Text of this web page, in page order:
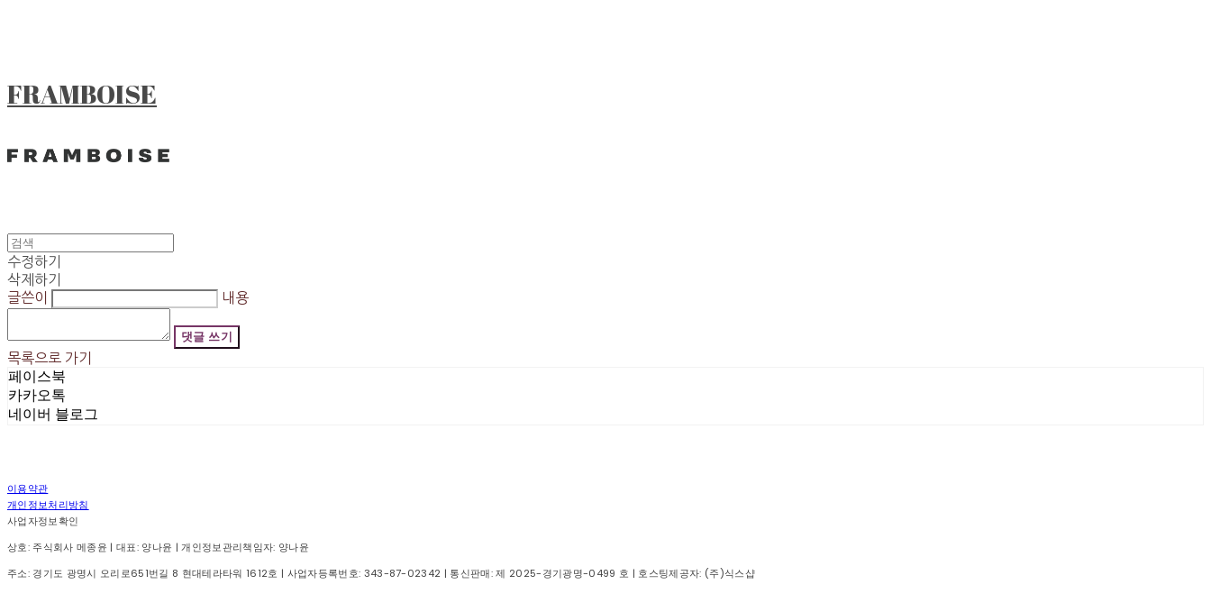
FRAMBOISE
수정하기
삭제하기
글쓴이
내용
댓글 쓰기
목록으로 가기
페이스북
카카오톡
네이버 블로그
이용약관
개인정보처리방침
사업자정보확인
상호: 주식회사 메종윤 | 대표: 양나윤 | 개인정보관리책임자: 양나윤
주소: 경기도 광명시 오리로651번길 8 현대테라타워 1612호 | 사업자등록번호: 343-87-02342 | 통신판매:제 2025-경기광명-0499 호 | 호스팅제공자: (주)식스샵